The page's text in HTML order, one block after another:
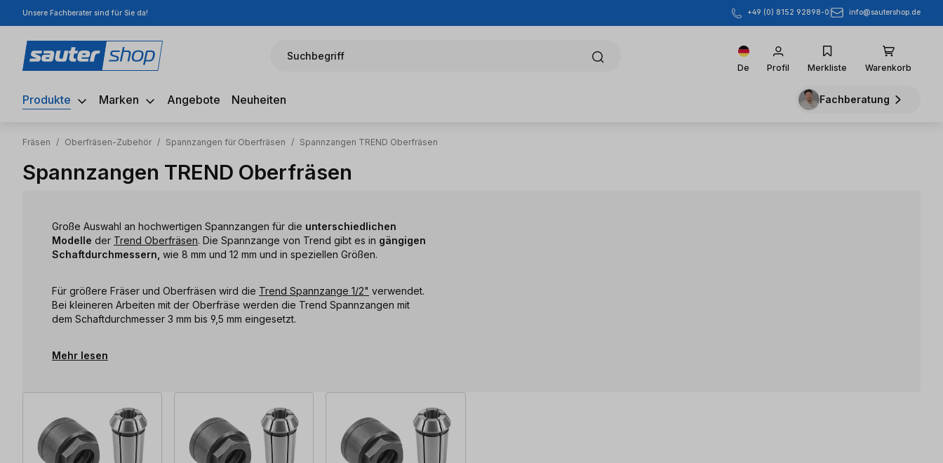
Hauptinhalt springen
Zur Suche springen
Zur Hauptnavigation springen
Unsere Fachberater sind für Sie da! +49 (0) 8152 92898-0 info@sautershop.de
Suchbegriff
De Profil Merkliste Warenkorb
Produkte Marken Angebote Neuheiten Fachberatung
Fräsen / Oberfräsen-Zubehör / Spannzangen für Oberfräsen / Spannzangen TREND Oberfräsen
Spannzangen TREND Oberfräsen
Große Auswahl an hochwertigen Spannzangen für die unterschiedlichen
Modelle der Trend Oberfräsen. Die Spannzange von Trend gibt es in gängigen
Schaftdurchmessern, wie 8 mm und 12 mm und in speziellen Größen.
Für größere Fräser und Oberfräsen wird die Trend Spannzange 1/2" verwendet.
Bei kleineren Arbeiten mit der Oberfräse werden die Trend Spannzangen mit
dem Schaftdurchmesser 3 mm bis 9,5 mm eingesetzt.
Mehr lesen